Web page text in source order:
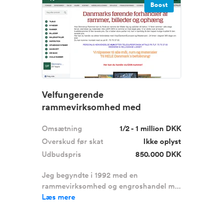
Boost
Velfungerende
rammevirksomhed med
Omsætning
1/2 - 1 million DKK
Overskud før skat
Ikke oplyst
Udbudspris
850.000 DKK
Jeg begyndte i 1992 med en
rammevirksomhed og engroshandel m...
Læs mere